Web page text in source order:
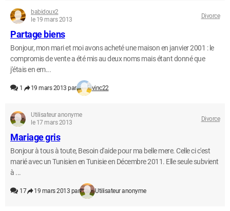
babidoux2
le 19 mars 2013
Divorce
Partage biens
Bonjour, mon mari et moi avons acheté une maison en janvier 2001 : le
compromis de vente a été mis au deux noms mais étant donné que
j'étais en em...
1 19 mars 2013 par vinc22
Utilisateur anonyme
le 17 mars 2013
Divorce
Mariage gris
Bonjour à tous à toute, Besoin d'aide pour ma belle mere. Celle ci c'est
marié avec un Tunisien en Tunisie en Décembre 2011. Elle seule subvient
à ...
17 19 mars 2013 par Utilisateur anonyme